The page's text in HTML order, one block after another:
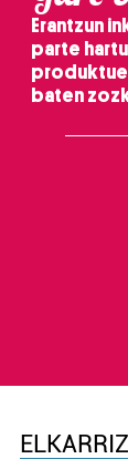
Erantzun
parte
baten